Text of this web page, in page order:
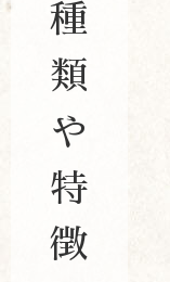
種
類
や
特
徴